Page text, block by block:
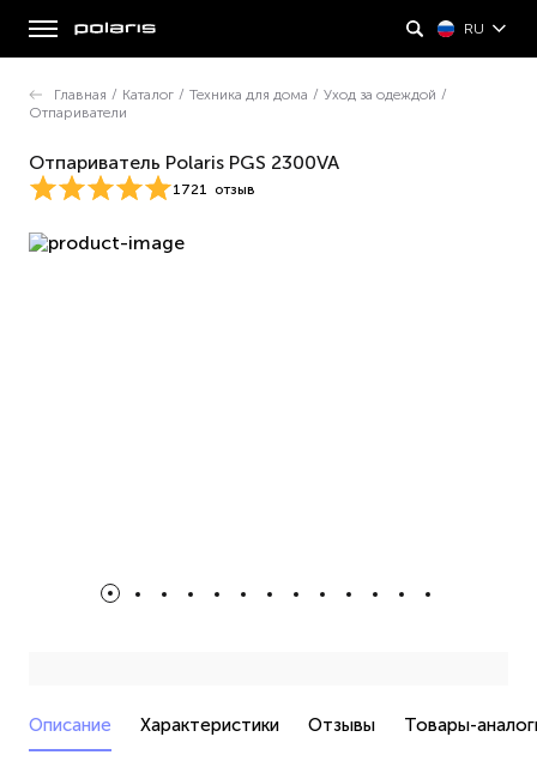
RU
Главная / Каталог / Техника для дома / Уход за одеждой /
Отпариватели
Отпариватель Polaris PGS 2300VA
1721 отзыв
Описание Характеристики Отзывы Товары-